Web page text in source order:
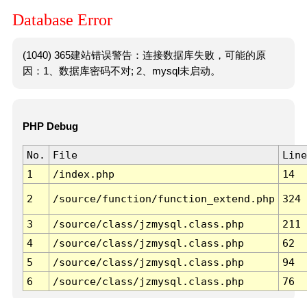
Database Error
(1040) 365建站错误警告：连接数据库失败，可能的原
因：1、数据库密码不对; 2、mysql未启动。
PHP Debug
No. File
Line
1
/index.php 14
2 /source/function/function_extend.php 324
3 /source/class/jzmysql.class.php
211
4
/source/class/jzmysql.class.php
62
5
/source/class/jzmysql.class.php
94
6
/source/class/jzmysql.class.php 76